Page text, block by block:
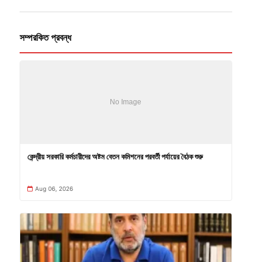
সম্পরকিত প্রবন্ধ
কেন্দ্রীয় সরকারি কর্মচারীদের অষ্টম বেতন কমিশনের পরবর্তী পর্যায়ের বৈঠক শুরু
Aug 06, 2026